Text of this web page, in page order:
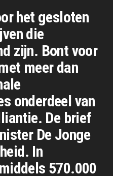
het gesloten
die
zijn. Bont voor
meer dan
onderdeel van
De brief
De Jonge
In
570.000